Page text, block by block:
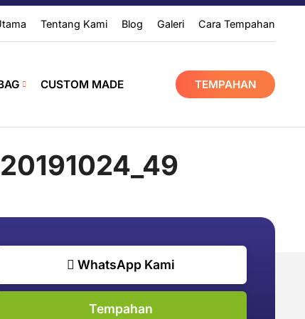
Tentang Kami Blog Galeri Cara Tempahan
CUSTOM MADE TEMPAHAN
WhatsApp Kami
Tempahan